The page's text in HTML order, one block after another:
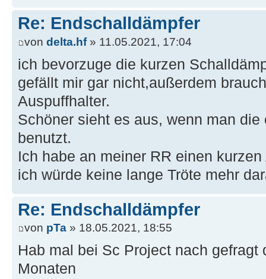
Re: Endschalldämpfer
von delta.hf» 11.05.2021, 17:04
ich bevorzuge die kurzen
gefällt mir gar nicht,außerdem
Auspuffhalter.
Schöner sieht es aus, wenn man
benutzt.
Ich habe an meiner RR einen
ich würde keine lange Tröte mehr
Re: Endschalldämpfer
von pTa » 18.05.2021, 18:55
Hab mal bei Sc Project nach gefragt
Monaten